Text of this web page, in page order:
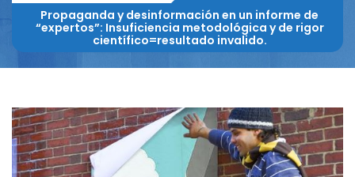
Propaganda y desinformación en un informe de
“expertos”: Insuficiencia metodológica y de rigor
científico=resultado invalido.